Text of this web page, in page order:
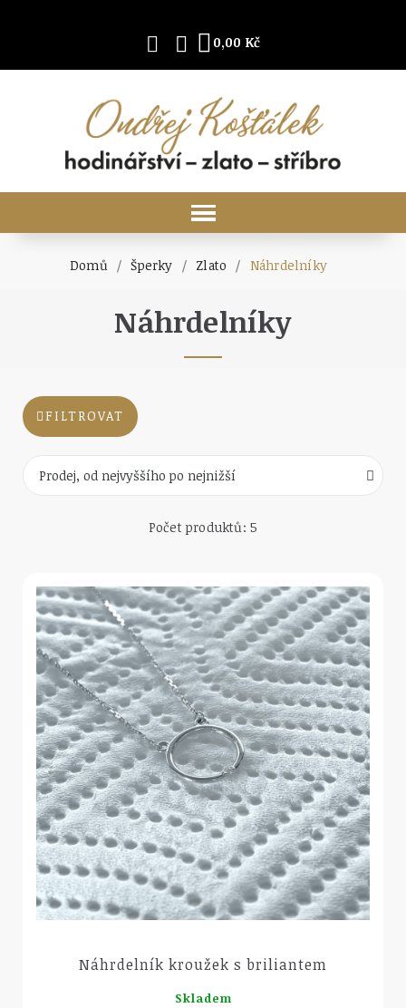
0,00 Kč
Domů Šperky Zlato Náhrdelníky
Náhrdelníky
FILTROVAT
Počet produktů: 5
Náhled
Náhrdelník kroužek s briliantem
Skladem